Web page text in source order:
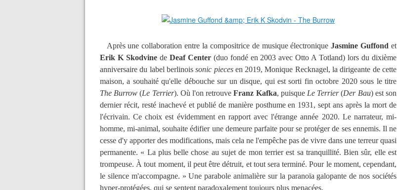
Après une collaboration entre la compositrice de musique électroniqueJasmine Guffond et
Erik K Skodvinede Deaf Center (duo fondé en 2003 avec Otto A Totland) lors du dixième
anniversaire du label berlinoissonic pieces en 2019, Monique Recknagel, la dirigeante de cette
maison, a souhaité qu'elle débouche sur un disque, qui est sorti fin octobre 2020 sous le titre
The Burrow(Le Terrier). Où l'on retrouveFranz Kafka, puisque Le Terrier(Der Bau) est son
dernier récit, resté inachevé et publié de manière posthume en 1931, sept ans après la mort de
l'écrivain. Ce choix est évidemment en rapport avec l'étrange année 2020. Le narrateur, mi-
homme, mi-animal, souhaite édifier une demeure parfaite pour se protéger de ses ennemis. Il ne
cesse d'y apporter des modifications, mais cela ne l'empêche pas de vivre dans une terreur quasi
permanente. « La plus belle chose au sujet de mon terrier est sa tranquillité. Bien sûr, elle est
trompeuse. À tout moment, il peut être détruit, et tout sera terminé. Pour le moment, cependant,
le silence m'accompagne. » Une parabole animalière sur la paranoïa galopante de nos sociétés
hyper-protégées, qui se sentent paradoxalement toujours plus menacées.